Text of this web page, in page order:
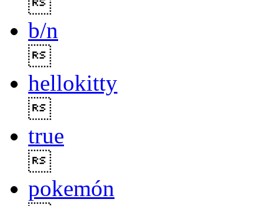
b/n
hellokitty
true
pokemón